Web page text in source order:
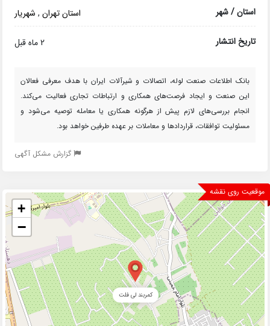
استان / شهر استان تهران, شهریار
تاریخ انتشار 2 ماه قبل
بانک اطلاعات صنعت لوله، اتصالات و شیرآلات ایران با هدف معرفی فعالان
این صنعت و ایجاد فرصت‌های همکاری و ارتباطات تجاری فعالیت می‌کند.
انجام بررسی‌های لازم پیش از هرگونه همکاری یا معامله توصیه می‌شود و
مسئولیت توافقات، قراردادها و معاملات بر عهده طرفین خواهد بود.
گزارش مشکل آگهی
موقعیت روی نقشه
کمربند لی فلت
+
−